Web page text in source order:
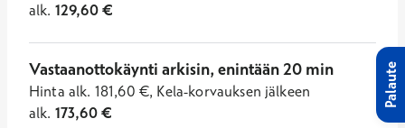
alk. 129,60€
Vastaanottokäynti arkisin, enintään 20 min
Hinta alk. 181,60 €, Kela-korvauksen jälkeen
alk. 173,60€
Palaute